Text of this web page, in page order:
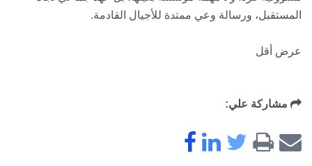
المستقبل، ورسالة وعي ممتدة للأجيال القادمة.
عرض أقل
مشاركة علي: